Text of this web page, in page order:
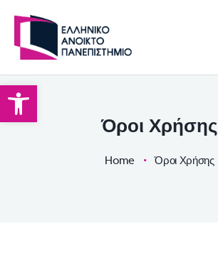
Open toolbar
Όροι Χρήσης
Home Όροι Χρήσης